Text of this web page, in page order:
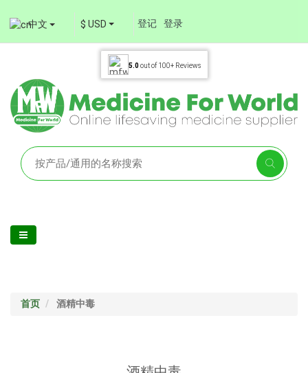
中文 $ USD 登记 登录
5.0out of 100+ Reviews
首页 酒精中毒